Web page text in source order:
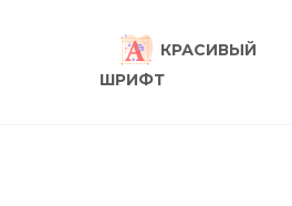
КРАСИВЫЙ
ШРИФТ